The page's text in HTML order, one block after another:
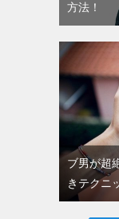
方法！
ブ男が超
きテクニ